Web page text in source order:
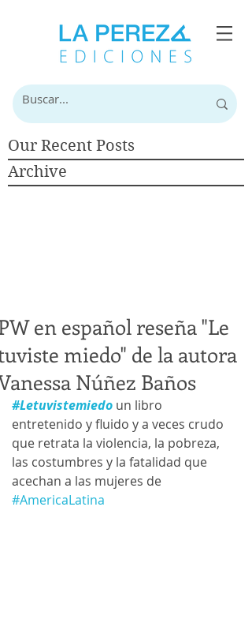
Our Recent Posts
Archive
en español reseña "Le
miedo" de la autora
Núñez Baños
#Letuvistemiedo un libro
entretenido y fluido y a veces crudo
que retrata la violencia, la pobreza,
las costumbres y la fatalidad que
acechan a las mujeres de
#AmericaLatina